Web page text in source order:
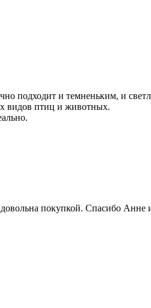
подходит и темненьким, и
видов птиц и животных.
довольна покупкой. Спасибо